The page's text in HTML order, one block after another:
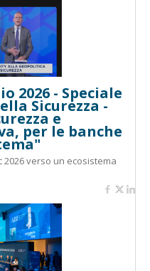
2026 - Speciale
Sicurezza -
e
per le banche
2026 verso un ecosistema